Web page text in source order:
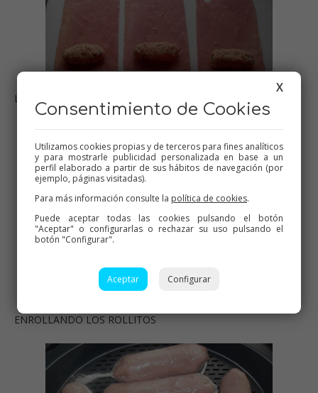
LISTOS PARA ENROLLAR
ENROLLANDO LOS ROLLITOS
X
Consentimiento de Cookies
Utilizamos cookies propias y de terceros para fines analíticos
y para mostrarle publicidad personalizada en base a un
perfil elaborado a partir de sus hábitos de navegación (por
ejemplo, páginas visitadas).
Para más información consulte la política de cookies.
Puede aceptar todas las cookies pulsando el botón
"Aceptar" o configurarlas o rechazar su uso pulsando el
botón "Configurar".
Aceptar Configurar